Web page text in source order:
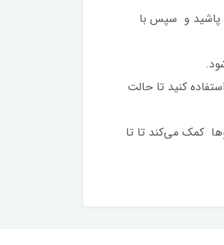
می‌توانید از فاصله حدود 15-20 سانتیمتری به موها پاشید و سپس با
کنید تا حالت
کمک می‌کند تا تا